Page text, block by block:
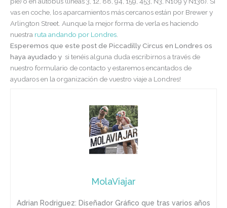
vas en coche, los aparcamientos más cercanos están por Brewer y
Arlington Street. Aunque la mejor forma de verla es haciendo
nuestra ruta andando por Londres.
Esperemos que este post de Piccadilly Circus en Londres os
haya ayudado y si tenéis alguna duda escribirnos a través de
nuestro formulario de contacto y estaremos encantados de
ayudaros en la organización de vuestro viaje a Londres!
MolaViajar
Adrian Rodriguez: Diseñador Gráfico que tras varios años